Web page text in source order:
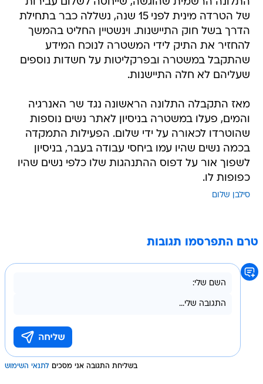
של הטרדה מינית לפני 15 שנה, נשללה כבר בתחילת
הדרך בשל חוק התיישנות. וינשטיין החליט בהמשך
להחזיר את התיק לידי המשטרה לנוכח המידע
שהתקבל במשטרה ובפרקליטות על חשדות נוספים
שעליהם לא חלה התיישנות.
מאז התקבלה התלונה הראשונה נגד שר האנרגיה
והמים, פעלו במשטרה בניסיון לאתר נשים נוספות
שהוטרדו לכאורה על ידי שלום. הפעילות התמקדה
בכמה נשים שהיו עמו ביחסי עבודה בעבר, בניסיון
לשפוך אור על דפוס ההתנהגות שלו כלפי נשים שהיו
כפופות לו.
סילבן שלום
טרם התפרסמו תגובות
בשליחת התגובה אני מסכים לתנאי השימוש